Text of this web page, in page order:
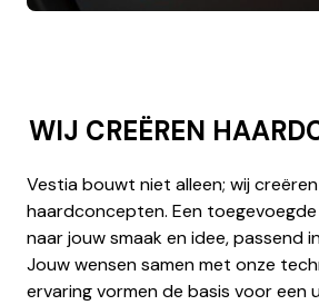
WIJ CREËREN
Vestia bouwt niet alleen; wij
haardconcepten. Een
naar jouw smaak en idee, passend
Jouw wensen samen met onze
ervaring vormen de basis voor een